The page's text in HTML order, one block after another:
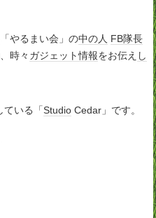
「やるまい会」の中の人 FB隊長
時々 ガジェット情報をお伝え し
ている「Studio Cedar」です。